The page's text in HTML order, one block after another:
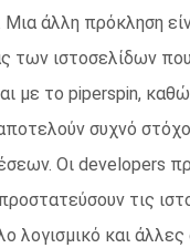
Μια άλλη πρόκληση
των ιστοσελίδων που
με το piperspin,
συχνό στόχο
Οι developers
τις
λογισμικό και άλλες